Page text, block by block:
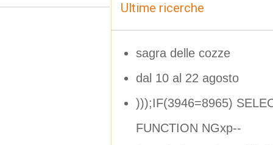
Ultime ricerche
sagra delle cozze
dal 10 al 22 agosto
)));IF(3946=8965)
FUNCTION NGxp--